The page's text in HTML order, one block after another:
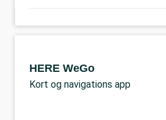
HERE WeGo
Kort og navigations app